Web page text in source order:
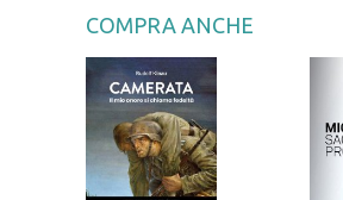
COMPRA ANCHE